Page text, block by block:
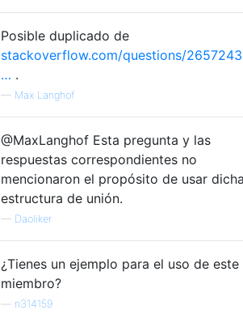
Posible duplicado de
stackoverflow.com/questions/
… .
— Max Langhof
@MaxLanghof Esta pregunta y las
respuestas correspondientes no
mencionaron el propósito de usar
estructura de unión.
— Daoliker
¿Tienes un ejemplo para el uso de este
miembro?
n314159